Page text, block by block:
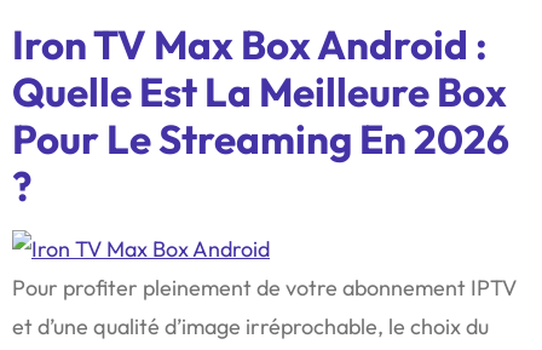
Iron TV Max Box Android :
Quelle Est La Meilleure Box
Pour Le Streaming En 2026
?
Pour profiter pleinement de votre abonnement IPTV
et d’une qualité d’image irréprochable, le choix du